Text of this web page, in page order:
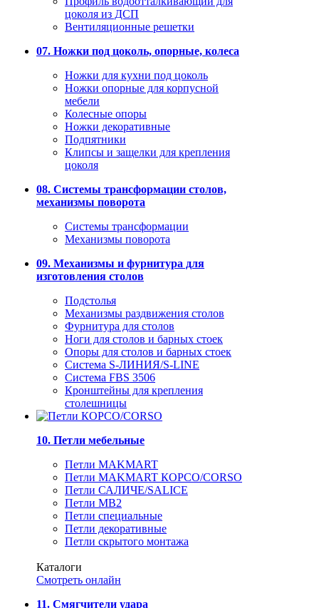
цоколя из ДСП
Вентиляционные решетки
07. Ножки под цоколь, опорные, колеса
Ножки для кухни под цоколь
Ножки опорные для корпусной
мебели
Колесные опоры
Ножки декоративные
Подпятники
Клипсы и защелки для крепления
цоколя
08. Системы трансформации столов,
механизмы поворота
Системы трансформации
Механизмы поворота
09. Механизмы и фурнитура для
изготовления столов
Подстолья
Механизмы раздвижения столов
Фурнитура для столов
Ноги для столов и барных стоек
Опоры для столов и барных стоек
Система S-ЛИНИЯ/S-LINE
Система FBS 3506
Кронштейны для крепления
столешницы
10. Петли мебельные
Петли MAKMART
Петли MAKMART КОРСО/CORSO
Петли САЛИЧЕ/SALICE
Петли MB2
Петли специальные
Петли декоративные
Петли скрытого монтажа
Каталоги
Смотреть онлайн
11. Смягчители удара